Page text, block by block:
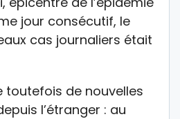
jour consécutif, le
cas journaliers était
toutefois de nouvelles
l’étranger : au